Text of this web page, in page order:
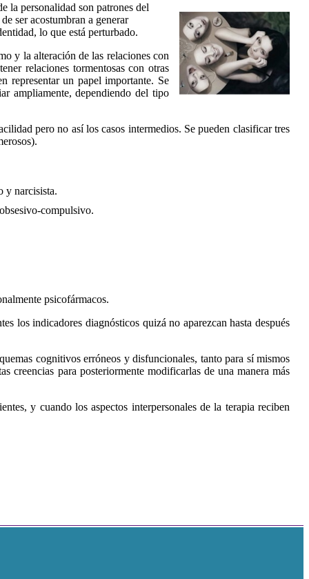
la personalidad son patrones del
ser acostumbran a generar
lo que está perturbado.
y la alteración de las relaciones con
relaciones tormentosas con otras
representar un papel importante. Se
ampliamente, dependiendo del tipo
pero no así los casos intermedios. Se pueden clasificar tres
y narcisista.
compulsivo.
psicofármacos.
los indicadores diagnósticos quizá no aparezcan hasta después
cognitivos erróneos y disfuncionales, tanto para sí mismos
creencias para posteriormente modificarlas de una manera más
y cuando los aspectos interpersonales de la terapia reciben